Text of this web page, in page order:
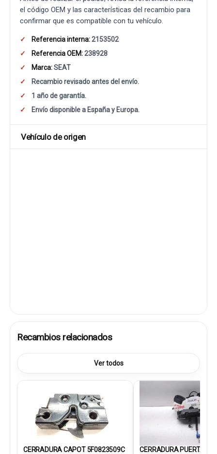
el código OEM y las características del recambio para
confirmar que es compatible con tu vehículo.
Referencia interna:2153502
Referencia OEM:238928
Marca:SEAT
Recambio revisado antes del envío.
1 año de garantía.
Envío disponible a España y Europa.
Vehículo de origen
Recambios relacionados
Ver todos
CERRADURA CAPOT 5F0823509C CERRADURA PUERTA